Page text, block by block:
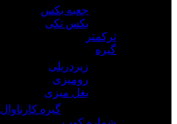
جعبه بکس
بکس تکی
ترکمتر
گیره
زیردریلی
رومیزی
بغل میزی
گیره کارناوال